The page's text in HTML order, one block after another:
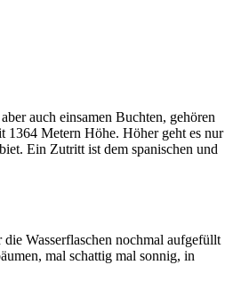
auch einsamen Buchten, gehören
1364 Metern Höhe. Höher geht es nur
Ein Zutritt ist dem spanischen und
Wasserflaschen nochmal aufgefüllt
mal schattig mal sonnig, in